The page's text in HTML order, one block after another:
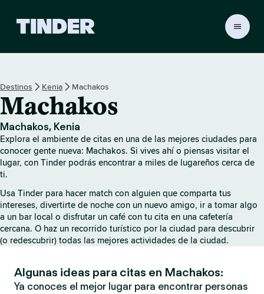
o
d
e
i
n
d
Destinos Kenia Machakos
Machakos
Machakos, Kenia
Explora el ambiente de citas en una de las mejores ciudades para
conocer gente nueva: Machakos. Si vives ahí o piensas visitar el
lugar, con Tinder podrás encontrar a miles de lugareños cerca de
ti.
Usa Tinder para hacer match con alguien que comparta tus
intereses, divertirte de noche con un nuevo amigo, ir a tomar algo
a un bar local o disfrutar un café con tu cita en una cafetería
cercana. O haz un recorrido turístico por la ciudad para descubrir
(o redescubrir) todas las mejores actividades de la ciudad.
Algunas ideas para citas en Machakos:
Ya conoces el mejor lugar para encontrar personas